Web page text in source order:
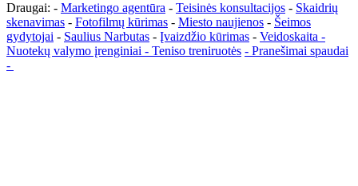
Draugai: - Marketingo agentūra - Teisinės konsultacijos - Skaidrių
skenavimas - Fotofilmų kūrimas - Miesto naujienos - Šeimos
gydytojai - Saulius Narbutas - Įvaizdžio kūrimas - Veidoskaita -
Nuotekų valymo įrenginiai - Teniso treniruotės - Pranešimai spaudai
-